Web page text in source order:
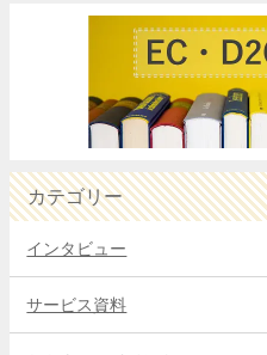
カテゴリー
インタビュー
サービス資料